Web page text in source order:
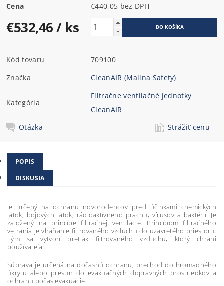
Cena €440,05 bez DPH
€532,46/ ks
Kód tovaru
709100
Značka
CleanAIR (Malina Safety)
Kategória
Filtračne ventilačné jednotky
CleanAIR
Otázka
Strážiť cenu
POPIS
DISKUSIA
Je určený na ochranu novorodencov pred účinkami chemických
látok, bojových látok, rádioaktívneho prachu, vírusov a baktérií. Je
založený na princípe filtračnej ventilácie. Princípom filtračného
vetrania je vháňanie filtrovaného vzduchu do uzavretého priestoru.
Tým sa vytvorí pretlak filtrovaného vzduchu, ktorý chráni
používateľa.
Súprava je určená na dočasnú ochranu, prechod do hromadného
úkrytu alebo presun do evakuačných dopravných prostriedkov a
ochranu počas evakuácie.